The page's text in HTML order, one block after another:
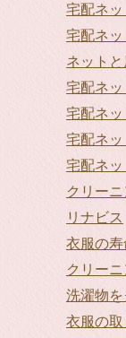
宅配ネ
宅配ネッ
ネット
宅配ネ
宅配ネ
宅配ネ
宅配ネッ
クリー
リナビス
衣服の
クリー
洗濯物
衣服の